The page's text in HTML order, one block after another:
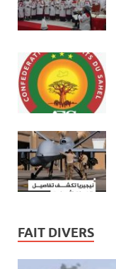
FAIT DIVERS